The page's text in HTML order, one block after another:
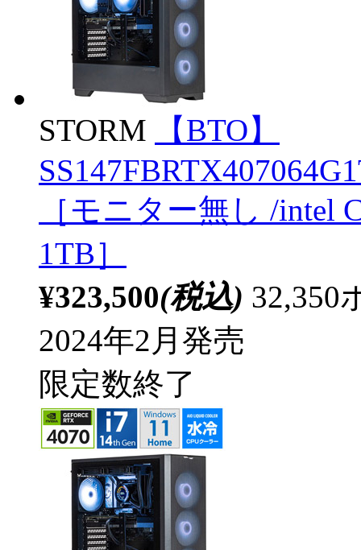
STORM
【BTO】
［モニター無し /intel
1TB］
¥323,500(税込) 32,350
2024年2月発売
限定数終了